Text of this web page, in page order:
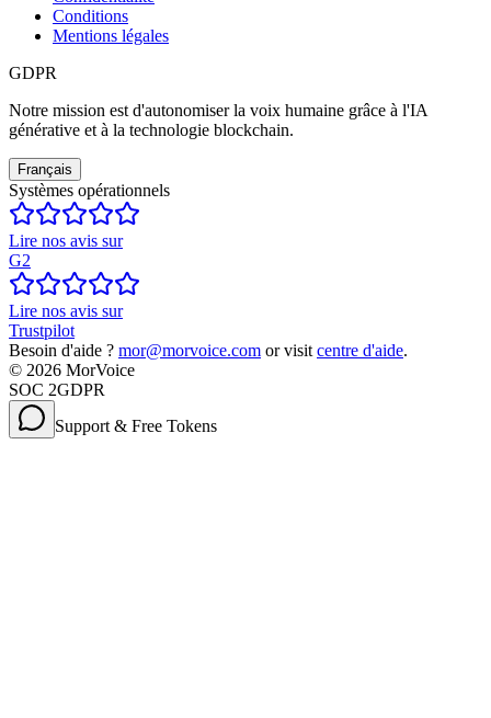
Conditions
Mentions légales
GDPR
Notre mission est d'autonomiser la voix humaine grâce à l'IA
générative et à la technologie blockchain.
Français
Systèmes opérationnels
Lire nos avis sur
G2
Lire nos avis sur
Trustpilot
Besoin d'aide ? mor@morvoice.com or visit centre d'aide.
© 2026 MorVoice
SOC 2GDPR
Support & Free Tokens